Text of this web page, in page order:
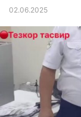
02.06.2025